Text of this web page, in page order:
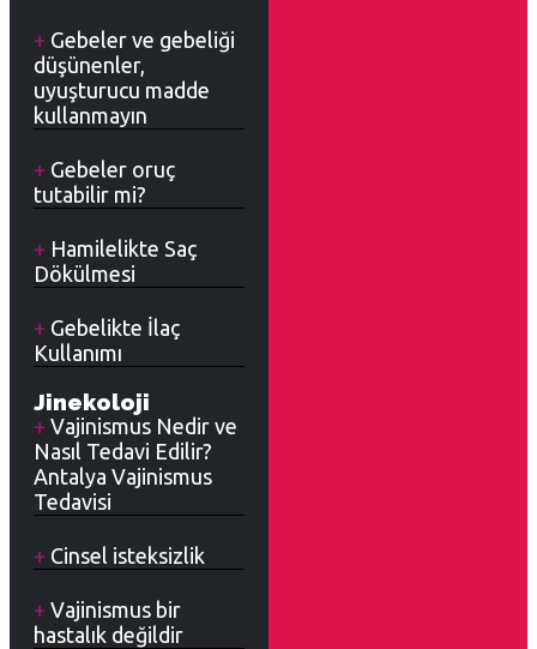
Gebeler ve gebeliği
düşünenler,
uyuşturucu madde
kullanmayın
Gebeler oruç
tutabilir mi?
Hamilelikte Saç
Dökülmesi
Gebelikte İlaç
Kullanımı
Jinekoloji
Vajinismus Nedir ve
Nasıl Tedavi Edilir?
Antalya Vajinismus
Tedavisi
Cinsel isteksizlik
Vajinismus bir
hastalık değildir